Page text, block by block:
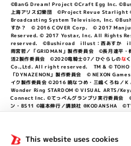
This website uses cookies
©BanG Dream! Project ©Craft Egg Inc.
上海アリス幻樂団 ©Project Revue
Broadcasting System Television, Inc.
すか？ © 2016 COVER Corp. © 2017
Reserved. © 2017 Yostar, Inc. All Rights
reserved. ©Bushiroad illust：西あすか
雨宮哲／「GRIDMAN」製作委員会 ©長月達平・
活2製作委員会 ©2020竜騎士07／ひぐらしのな
Co.,Ltd. All right reserved. TM & © TOHO
「DYNAZENON」製作委員会 © NEXON
イク製作委員会 ©2016 暁なつめ・三嶋くろね／
Wonder Ring STARDOM © VISUAL ARTS/
Connect Inc. ©てっぺんグランプリ実行委員会
ン・BS11 ©福本伸行／講談社 ®KODANSHA
©中村力斗・野澤ゆき子／集英社・君のことが大